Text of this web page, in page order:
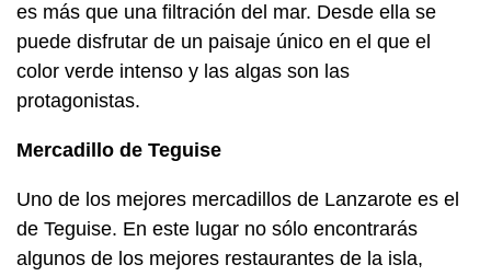
es más que una filtración del mar. Desde ella se
puede disfrutar de un paisaje único en el que el
color verde intenso y las algas son las
protagonistas.
Mercadillo de Teguise
Uno de los mejores mercadillos de Lanzarote es el
de Teguise. En este lugar no sólo encontrarás
algunos de los mejores restaurantes de la isla,